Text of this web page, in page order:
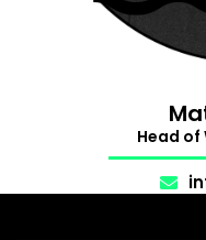
Head of
Support
The